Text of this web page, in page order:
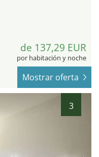
de 137,29 EUR
por habitación y noche
Mostrar oferta
3